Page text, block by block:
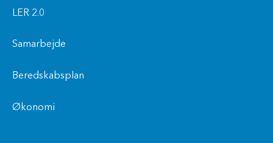
LER 2.0
Samarbejde
Beredskabsplan
Økonomi